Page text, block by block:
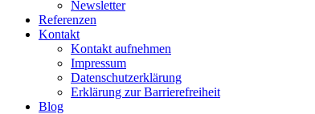
Newsletter
Referenzen
Kontakt
Kontakt aufnehmen
Impressum
Datenschutzerklärung
Erklärung zur Barrierefreiheit
Blog